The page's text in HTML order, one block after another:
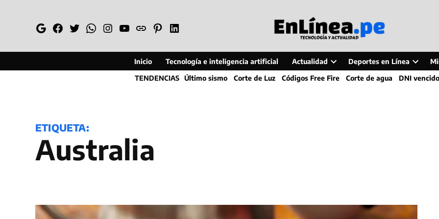
GoogleFacebook
TwitterWhatsapp
Instagram
YouTube
WebPinterestLinkedin
Inicio Tecnología e inteligencia artificial Actualidad
Open
dropdown
Deportes en Línea
Open
dropdown
TENDENCIAS Último sismo Corte de Luz Códigos Free Fire Corte de agua DNI vencido
ETIQUETA:
Australia